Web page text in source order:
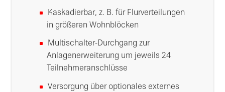
Kaskadierbar, z. B. für Flurverteilungen
in größeren Wohnblöcken
Multischalter-Durchgang zur
Anlagenerweiterung um jeweils 24
Teilnehmeranschlüsse
Versorgung über optionales externes